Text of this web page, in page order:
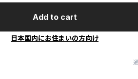
Add to cart
日本国内にお住まいの方向け